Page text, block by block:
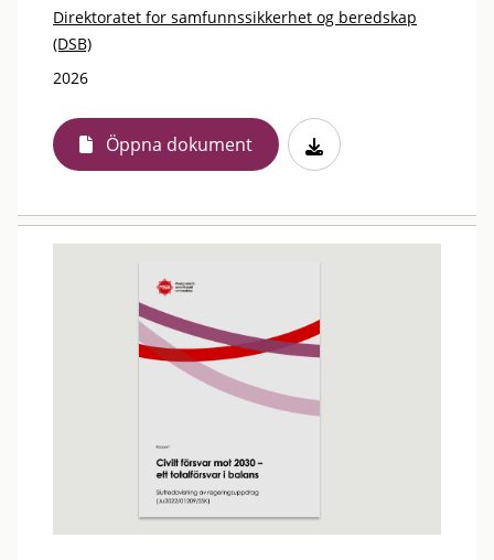
Direktoratet for samfunnssikkerhet og beredskap
(DSB)
2026
Öppna dokument